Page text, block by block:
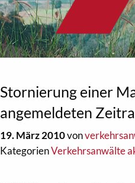
Stornierung einer
angemeldeten
19. März 2010von
KategorienVerkehrsanwälte